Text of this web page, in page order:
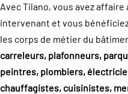
Avec Tilano, vous avez affaire
intervenant et vous
les corps de métier du
carreleurs, plafonneurs,
peintres, plombiers,
chauffagistes, cuisinistes,